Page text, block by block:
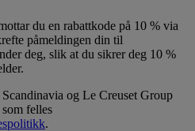
du en rabattkode på 10 % via
påmeldingen din til
deg, slik at du sikrer deg 10 %
og Le Creuset Group
felles
.